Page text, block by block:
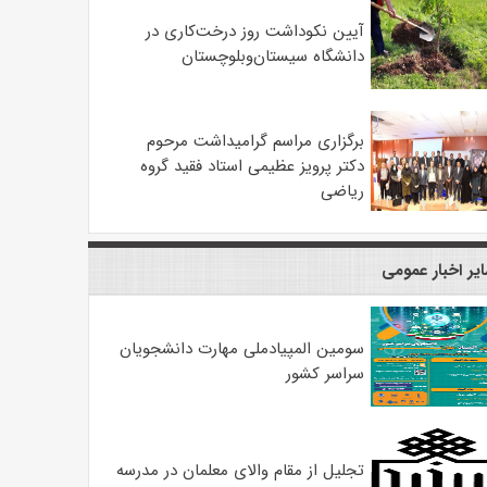
آیین نکوداشت روز درخت‌کاری در
دانشگاه سیستان‌وبلوچستان
برگزاری مراسم گرامیداشت مرحوم
دکتر پرویز عظیمی استاد فقید گروه
ریاضی
اخبار عمومی
سومین المپیادملی مهارت دانشجویان
سراسر کشور
تجلیل از مقام والای معلمان در مدرسه